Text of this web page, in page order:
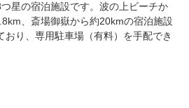
星の宿泊施設です。波の上ビーチか
、斎場御嶽から約20kmの宿泊施設
おり、専用駐車場（有料）を手配でき